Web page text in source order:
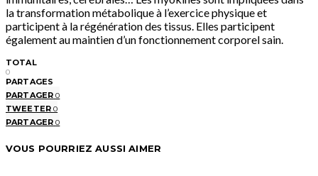
la transformation métabolique à l’exercice physique et
participent à la régénération des tissus. Elles participent
également au maintien d’un fonctionnement corporel sain.
TOTAL
0
PARTAGES
PARTAGER 0
TWEETER 0
PARTAGER 0
VOUS POURRIEZ AUSSI AIMER